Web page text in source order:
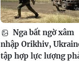
Nga bất ngờ xâm
nhập Orikhiv,
tập hợp lực lượng